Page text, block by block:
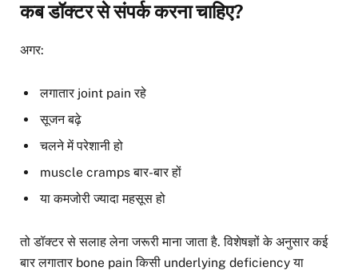
कब डॉक्टर से संपर्क करना चाहिए?
अगर:
लगातार joint pain रहे
सूजन बढ़े
चलने में परेशानी हो
muscle cramps बार-बार हों
या कमजोरी ज्यादा महसूस हो
तो डॉक्टर से सलाह लेना जरूरी माना जाता है. विशेषज्ञों के अनुसार कई
बार लगातार bone pain किसी underlying deficiency या